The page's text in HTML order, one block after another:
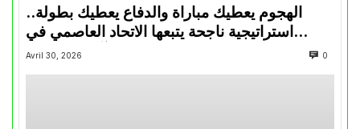
الهجوم يعطيك مباراة والدفاع يعطيك بطولة..
استراتيجية ناجحة يتبعها الاتحاد العاصمي في
تتويجاته آخر السنوات
Avril 30, 2026 0